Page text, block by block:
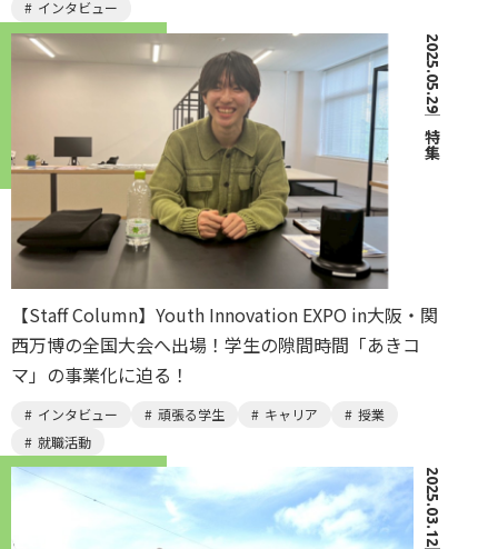
インタビュー
2025.05.29
｜
特集
【Staff Column】Youth Innovation EXPO in大阪・関
西万博の全国大会へ出場！学生の隙間時間「あきコ
マ」の事業化に迫る！
インタビュー 頑張る学生 キャリア
授業
就職活動
2025.03.12